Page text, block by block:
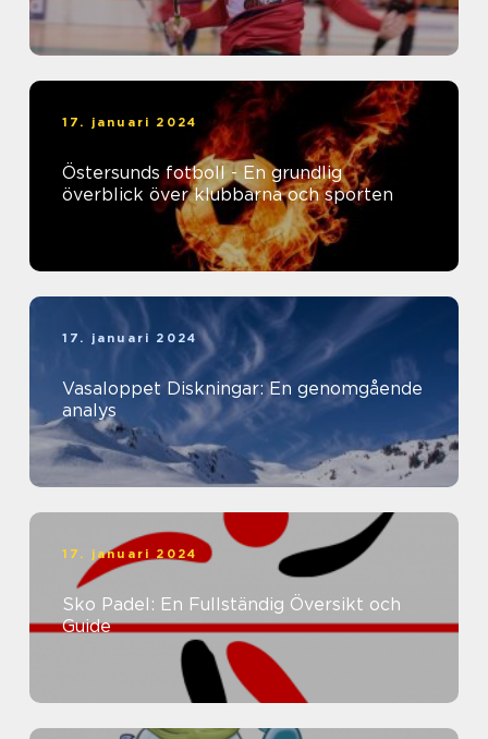
17. januari 2024
Östersunds fotboll - En grundlig
överblick över klubbarna och sporten
17. januari 2024
Vasaloppet Diskningar: En genomgående
analys
17. januari 2024
Sko Padel: En Fullständig Översikt och
Guide